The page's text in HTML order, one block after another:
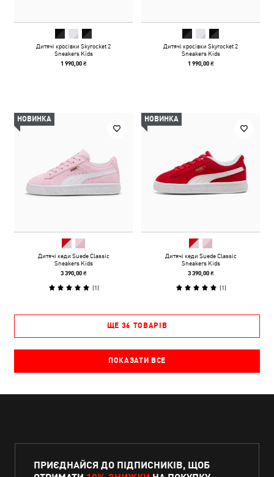
Дитячі кросівки Skyrocket 2
Sneakers Kids
1 990,00 ₴
Дитячі кросівки Skyrocket 2
Sneakers Kids
1 990,00 ₴
НОВИНКА
Дитячі кеди Suede Classic
Sneakers Kids
3 390,00 ₴
(1)
НОВИНКА
Дитячі кеди Suede Classic
Sneakers Kids
3 390,00 ₴
(1)
ЩЕ 36 ТОВАРІВ
ПОКАЗАТИ ВСЕ
ПРИЄДНАЙСЯ ДО ПІДПИСНИКІВ, ЩОБ